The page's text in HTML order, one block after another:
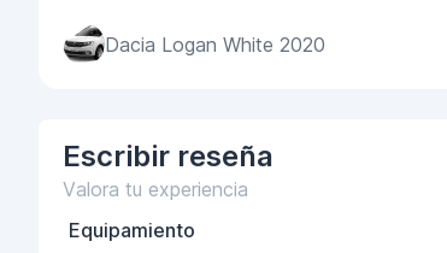
Dacia Logan White 2020
Escribir reseña
Valora tu experiencia
Equipamiento